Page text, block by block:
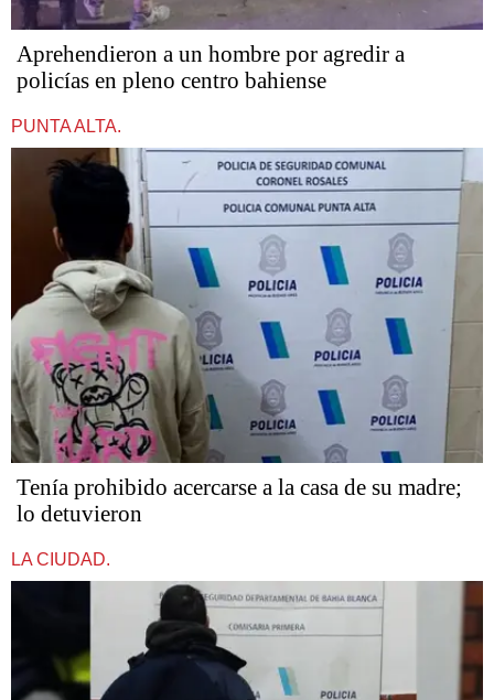
Aprehendieron a un hombre por agredir a
policías en pleno centro bahiense
PUNTA ALTA.
Tenía prohibido acercarse a la casa de su madre;
lo detuvieron
LA CIUDAD.